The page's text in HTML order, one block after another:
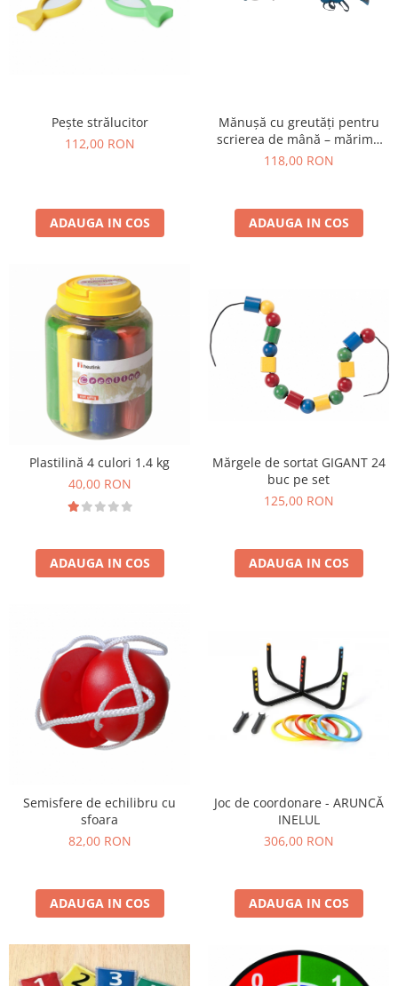
Pește strălucitor
112,00 RON
ADAUGA IN COS
Mănușă cu greutăți pentru
scrierea de mână – mărime
mică
118,00 RON
ADAUGA IN COS
Plastilină 4 culori 1.4 kg
40,00 RON
ADAUGA IN COS
Mărgele de sortat GIGANT 24
buc pe set
125,00 RON
ADAUGA IN COS
Semisfere de echilibru cu
sfoara
82,00 RON
ADAUGA IN COS
Joc de coordonare - ARUNCĂ
INELUL
306,00 RON
ADAUGA IN COS